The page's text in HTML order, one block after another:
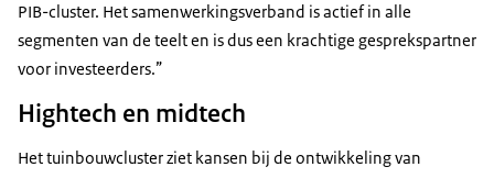
PIB-cluster. Het samenwerkingsverband is actief in alle
segmenten van de teelt en is dus een krachtige gesprekspartner
voor investeerders.”
Hightech en midtech
Het tuinbouwcluster ziet kansen bij de ontwikkeling van